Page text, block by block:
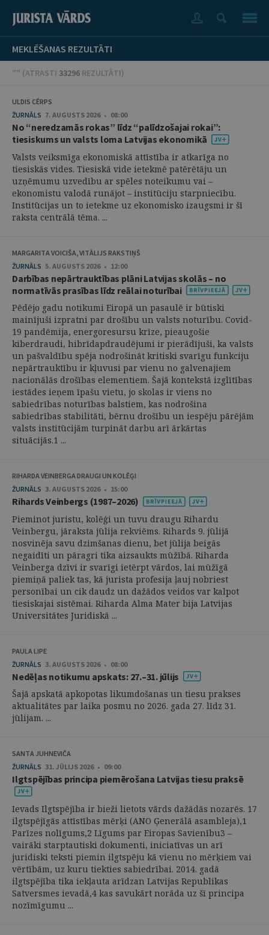
MEKLĒŠANAS REZULTĀTI
"" (ATRASTI 33296 REZULTĀTI)
ULDIS CĒRPS
ŽURNĀLS 7. AUGUSTS 2026 • 08:00
No “neredzamās rokas” līdz “palīdzošajai rokai”:
tiesiskums un valsts loma Latvijas ekonomikā
Valsts veiksmīga ekonomiskā attīstība ir atkarīga no
tiesiskās vides. Tiesiskā vide ietekmē patērētāju un
uzņēmumu uzvedību ar spēles noteikumu vai –
ekonomistu valodā runājot – institūciju starpniecību.
Institūcijas un to ietekme uz ekonomisko izaugsmi ir šī
raksta centrālā tēma. ...
MARGARITA VOICIŠA, VITĀLIJS RAKSTIŅŠ
ŽURNĀLS 5. AUGUSTS 2026 • 12:00
Darbības nepārtrauktības plāni Latvijas skolās – no
normatīvās prasības līdz reālai noturībai
Pēdējo gadu notikumi Eiropā un pasaulē ir būtiski
mainījuši izpratni par drošību un valsts noturību. Covid-
19 pandēmija, energoresursu krīze, pieaugošie
kiberdraudi, hibrīdapdraudējumi ir pierādījuši, ka valsts
un pašvaldību spēja nodrošināt kritiski svarīgu funkciju
nepārtrauktību ir kļuvusi par vienu no galvenajiem
nacionālās drošības elementiem. Šajā kontekstā izglītības
iestādes ieņem īpašu vietu, jo skolas ir viens no
sabiedrības noturības balstiem, kas nodrošina
sabiedrības stabilitāti, bērnu drošību un iespēju pārējām
valsts institūcijām turpināt darbu arī ārkārtas
situācijās.1 ...
RIHARDA VEINBERGA DRAUGI UN KOLĒĢI
ŽURNĀLS 3. AUGUSTS 2026 • 15:00
Rihards Veinbergs (1987–2026)
Pieminot juristu, kolēģi un tuvu draugu Rihardu
Veinbergu, jāraksta jūlija rekviēms. Rihards 9. jūlijā
nosvinēja savu dzimšanas dienu, bet jūlija beigās
negaidīti un pāragri tika aizsaukts mūžībā. Riharda
Veinberga dzīvi ir svarīgi ietērpt vārdos, lai mūžīgā
piemiņā paliek tas, kā jurista profesija ļauj nobriest
personībai un cik daudz un dažādos veidos var kalpot
tiesiskajai sistēmai. Riharda Alma Mater bija Latvijas
Universitātes Juridiskā ...
PAULA LIPE
ŽURNĀLS 3. AUGUSTS 2026 • 08:00
Nedēļas notikumu apskats: 27.–31. jūlijs
Šajā apskatā apkopotas likumdošanas un tiesu prakses
aktualitātes par laika posmu no 2026. gada 27. līdz 31.
jūlijam. ...
SANTA JUHNEVIČA
ŽURNĀLS 31. JŪLIJS 2026 • 09:00
Ilgtspējības principa piemērošana Latvijas tiesu praksē
Ievads Ilgtspējība ir bieži lietots vārds dažādās nozarēs. 17
ilgtspējīgās attīstības mērķi (ANO Ģenerālā asambleja),1
Parīzes nolīgums,2 Līgums par Eiropas Savienību3 –
vairāki starptautiski dokumenti, iniciatīvas un arī
juridiski teksti piemin ilgtspēju kā vienu no mērķiem vai
vērtībām, uz kuru tiekties sabiedrībai. 2014. gadā
ilgtspējība tika iekļauta arīdzan Latvijas Republikas
Satversmes ievadā,4 kas savukārt norāda uz šī principa
nozīmīgumu ...